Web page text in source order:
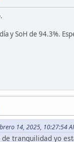
y SoH de 94.3%.
14, 2025, 10:27:54
tranquilidad yo